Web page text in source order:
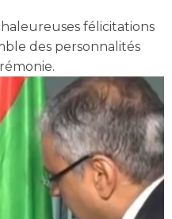
félicitations
des personnalités